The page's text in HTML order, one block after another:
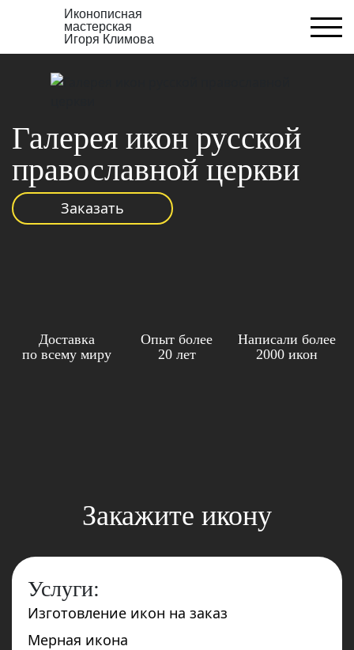
Иконописная
мастерская
Игоря Климова
Галерея икон русской
православной церкви
Заказать
Доставка
по всему миру
Опыт более
20 лет
Написали более
2000 икон
Закажите икону
Услуги:
Изготовление икон на заказ
Мерная икона